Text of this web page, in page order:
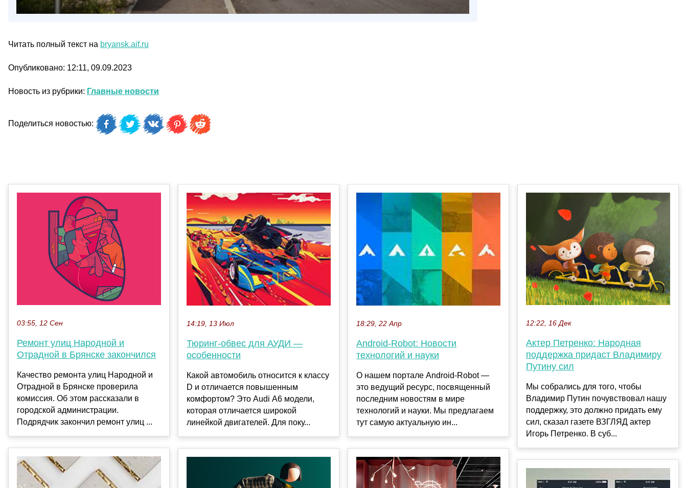
Читать полный текст на bryansk.aif.ru
Опубликовано: 12:11, 09.09.2023
Новость из рубрики: Главные новости
Поделиться новостью:
03:55, 12 Сен
Ремонт улиц Народной и
Отрадной в Брянске закончился
Качество ремонта улиц Народной и
Отрадной в Брянске проверила
комиссия. Об этом рассказали в
городской администрации.
Подрядчик закончил ремонт улиц ...
14:19, 13 Июл
Тюринг-обвес для АУДИ —
особенности
Какой автомобиль относится к классу
D и отличается повышенным
комфортом? Это Audi А6 модели,
которая отличается широкой
линейкой двигателей. Для поку...
18:29, 22 Апр
Android-Robot: Новости
технологий и науки
О нашем портале Android-Robot —
это ведущий ресурс, посвященный
последним новостям в мире
технологий и науки. Мы предлагаем
тут самую актуальную ин...
12:22, 16 Дек
Актер Петренко: Народная
поддержка придаст Владимиру
Путину сил
Мы собрались для того, чтобы
Владимир Путин почувствовал нашу
поддержку, это должно придать ему
сил, сказал газете ВЗГЛЯД актер
Игорь Петренко. В суб...